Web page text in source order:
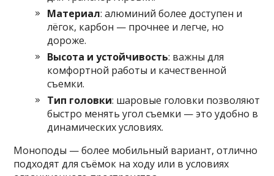
Материал: алюминий более доступен и
лёгок, карбон — прочнее и легче, но
дороже.
Высота и устойчивость: важны для
комфортной работы и качественной
съемки.
Тип головки: шаровые головки позволяют
быстро менять угол съемки — это удобно в
динамических условиях.
Моноподы — более мобильный вариант, отлично
подходят для съёмок на ходу или в условиях